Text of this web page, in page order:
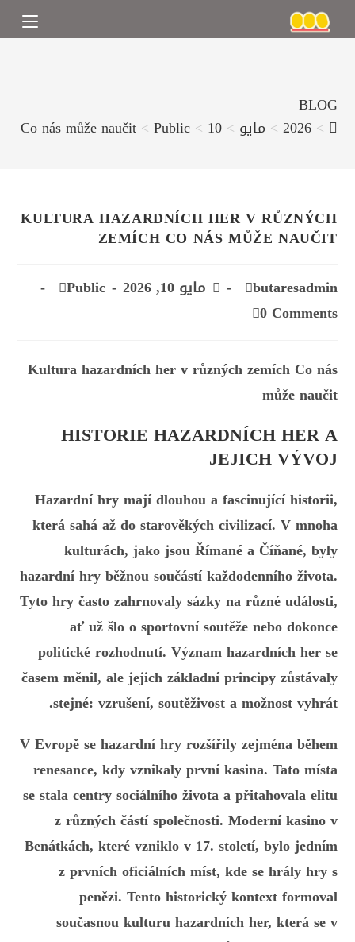
BLOG
>
2026
> مايو >
10
>
Public
>
Co nás může naučit
KULTURA HAZARDNÍCH HER V RŮZNÝCH
ZEMÍCH CO NÁS MŮŽE NAUČIT
butaresadmin
مايو 10, 2026
Public
0 Comments
Kultura hazardních her v různých zemích Co nás
může naučit
HISTORIE HAZARDNÍCH HER A
JEJICH VÝVOJ
Hazardní hry mají dlouhou a fascinující historii,
která sahá až do starověkých civilizací. V mnoha
kulturách, jako jsou Římané a Číňané, byly
hazardní hry běžnou součástí každodenního života.
Tyto hry často zahrnovaly sázky na různé události,
ať už šlo o sportovní soutěže nebo dokonce
politické rozhodnutí. Význam hazardních her se
časem měnil, ale jejich základní principy zůstávaly
stejné: vzrušení, soutěživost a možnost vyhrát.
V Evropě se hazardní hry rozšířily zejména během
renesance, kdy vznikaly první kasina. Tato místa
se stala centry sociálního života a přitahovala elitu
z různých částí společnosti. Moderní kasino v
Benátkách, které vzniklo v 17. století, bylo jedním
z prvních oficiálních míst, kde se hrály hry s
penězi. Tento historický kontext formoval
současnou kulturu hazardních her, která se v